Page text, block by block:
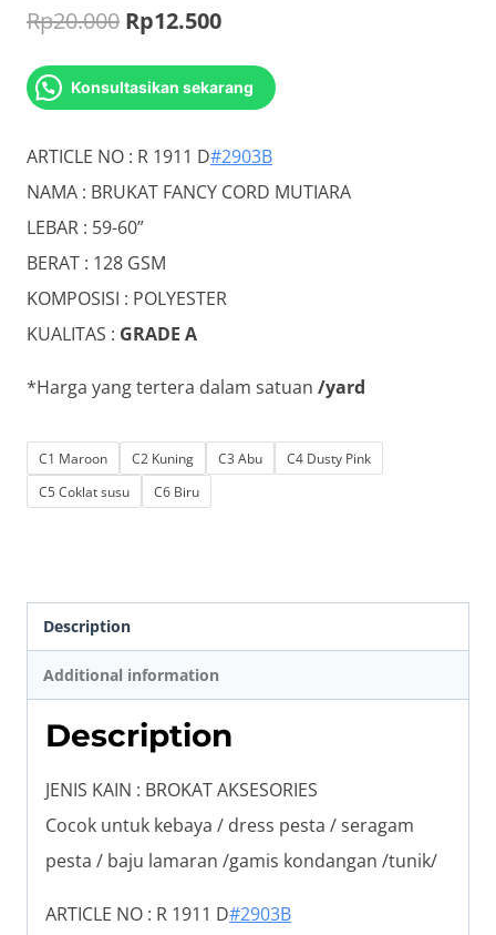
Rp20.000 Original
price
was:
Rp20.000.
Rp12.500Current
price
is:
Rp12.500.
Konsultasikan sekarang
ARTICLE NO : R 1911 D#2903B
NAMA : BRUKAT FANCY CORD MUTIARA
LEBAR : 59-60”
BERAT : 128 GSM
KOMPOSISI : POLYESTER
KUALITAS : GRADE A
*Harga yang tertera dalam satuan /yard
C1 Maroon C2 Kuning C3 Abu
C4 Dusty Pink
C5 Coklat susu
C6 Biru
Description
Additional information
Description
JENIS KAIN : BROKAT AKSESORIES
Cocok untuk kebaya / dress pesta / seragam
pesta / baju lamaran /gamis kondangan /tunik/
ARTICLE NO : R 1911 D#2903B